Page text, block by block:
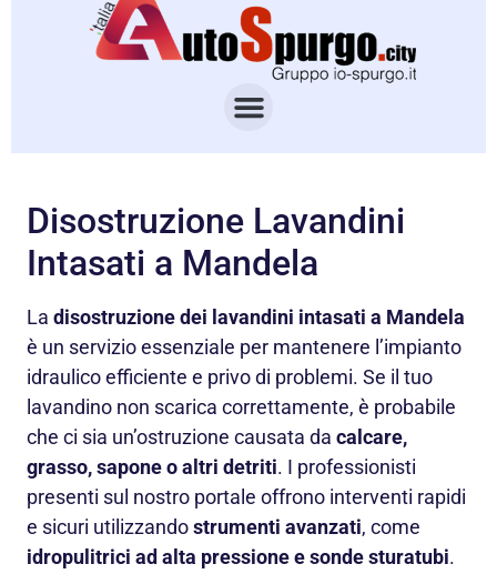
Disostruzione Lavandini
Intasati a Mandela
La disostruzione dei lavandini intasati a Mandela
è un servizio essenziale per mantenere l’impianto
idraulico efficiente e privo di problemi. Se il tuo
lavandino non scarica correttamente, è probabile
che ci sia un’ostruzione causata da calcare,
grasso, sapone o altri detriti. I professionisti
presenti sul nostro portale offrono interventi rapidi
e sicuri utilizzandostrumenti avanzati, come
idropulitrici ad alta pressione e sonde sturatubi.